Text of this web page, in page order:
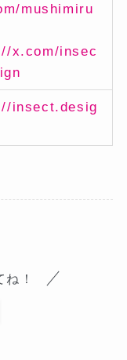
mushimiru
x.com/insec
insect.desig
！